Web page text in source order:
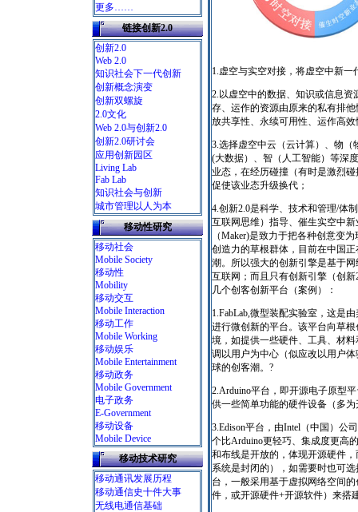
更多……
链接创新2.0
创新2.0
Web 2.0
知识社会下一代创新
创新概念演变
创新双螺旋
2.0文化
Web 2.0与创新2.0
创新2.0研讨会
应用创新园区
Living Lab
Fab Lab
知识社会与创新
城市管理以人为本
移动性研究
移动社会
Mobile Society
移动性
Mobility
移动交互
Mobile Interaction
移动工作
Mobile Working
移动娱乐
Mobile Entertainment
移动政务
Mobile Government
电子政务
E-Government
移动设备
Mobile Device
移动技术研究
移动通讯发展历程
移动通信史十件大事
无线电通信基础
1.虚空与实空对接，将虚空中新
2.以虚空中的数据、知识或信息
存、运作的资源由原来的私有排
放共享性、永续可用性、运作高
3.选择虚空中云（云计算）、物
(大数据）、智（人工智能）等深
业态，在经历碰撞（有时是激烈
促使该业态升级换代；
4.创新2.0是科学、技术和管理/体
互联网思维）指导、催生实空中
（Maker)是致力于把各种创意变
创造力的草根群体，目前在中国
潮。所以强大的创新引擎是基于
互联网；而且只有创新引擎（创
几个创客创新平台（案例）：
1.FabLab,微型装配实验室，这是
进行微创新的平台。该平台向草
境，如提供一些硬件、工具、材
调以用户为中心（似应改以用户
球的创客潮。?
2.Arduino平台，即开源电子原型
供一些简单功能的硬件设备（多
3.Edison平台，由Intel（中国）公
个比Arduino更轻巧、集成度更高
和布线是开放的，体现开源硬件
系统是封闭的），如需要时也可
台，一般采用基于虚拟网络空间
件，或开源硬件+开源软件）来搭